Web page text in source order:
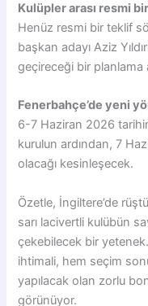
Kulüpler arası resmi
Henüz resmi bir teklif
başkan adayı Aziz
geçireceği bir planlama
Fenerbahçe’de yeni
6-7 Haziran 2026
kurulun ardından, 7
olacağı kesinleşecek.
Özetle, İngiltere’de
sarı lacivertli kulübün
çekebilecek bir
ihtimali, hem seçim
yapılacak olan zorlu
görünüyor.